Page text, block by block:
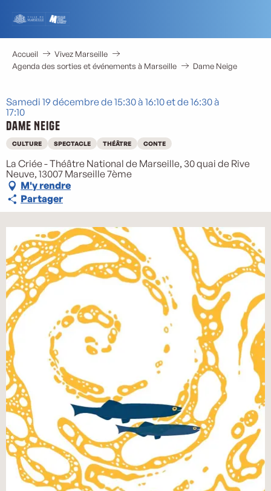
contenu
principal
Accueil
Vivez Marseille
Agenda des sorties et événements à Marseille
Dame Neige
Samedi 19 décembre de 15:30 à 16:10 et de 16:30 à
17:10
Dame Neige
CULTURE SPECTACLE THÉÂTRE CONTE
La Criée - Théâtre National de Marseille, 30 quai de Rive
Neuve, 13007 Marseille 7ème
M'y rendre
Partager